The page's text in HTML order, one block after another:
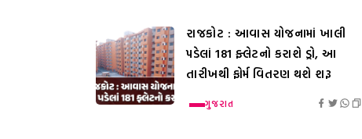
રાજકોટ : આવાસ યોજનામાં ખાલી
પડેલાં 181 ફ્લેટનો કરાશે ડ્રો, આ
તારીખથી ફોર્મ વિતરણ થશે શરૂ
ગુજરાત